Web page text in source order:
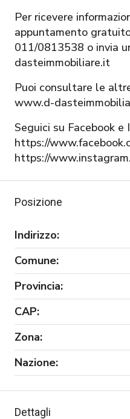
Per ricevere
appuntamento
011/0813538 o invia
dasteimmobiliare.it
Puoi consultare le
www.d-
Seguici su Facebook e
https://
https://
Posizione
Indirizzo:
Comune:
Provincia:
CAP:
Zona:
Nazione:
Dettagli